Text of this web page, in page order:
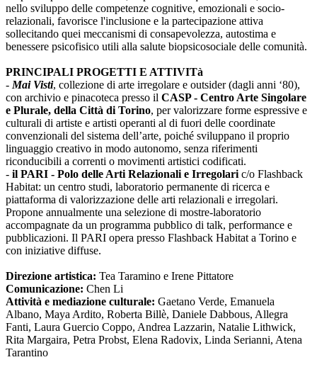
nello sviluppo delle competenze cognitive, emozionali e socio-
relazionali, favorisce l'inclusione e la partecipazione attiva
sollecitando quei meccanismi di consapevolezza, autostima e
benessere psicofisico utili alla salute biopsicosociale delle comunità.
PRINCIPALI PROGETTI E ATTIVITà
- Mai Visti, collezione di arte irregolare e outsider (dagli anni ‘80),
con archivio e pinacoteca presso il CASP - Centro Arte Singolare
e Plurale, della Città di Torino, per valorizzare forme espressive e
culturali di artiste e artisti operanti al di fuori delle coordinate
convenzionali del sistema dell’arte, poiché sviluppano il proprio
linguaggio creativo in modo autonomo, senza riferimenti
riconducibili a correnti o movimenti artistici codificati.
- il PARI - Polo delle Arti Relazionali e Irregolari c/o Flashback
Habitat: un centro studi, laboratorio permanente di ricerca e
piattaforma di valorizzazione delle arti relazionali e irregolari.
Propone annualmente una selezione di mostre-laboratorio
accompagnate da un programma pubblico di talk, performance e
pubblicazioni. Il PARI opera presso Flashback Habitat a Torino e
con iniziative diffuse.
Direzione artistica: Tea Taramino e Irene Pittatore
Comunicazione: Chen Li
Attività e mediazione culturale: Gaetano Verde, Emanuela
Albano, Maya Ardito, Roberta Billè, Daniele Dabbous, Allegra
Fanti, Laura Guercio Coppo, Andrea Lazzarin, Natalie Lithwick,
Rita Margaira, Petra Probst, Elena Radovix, Linda Serianni, Atena
Tarantino